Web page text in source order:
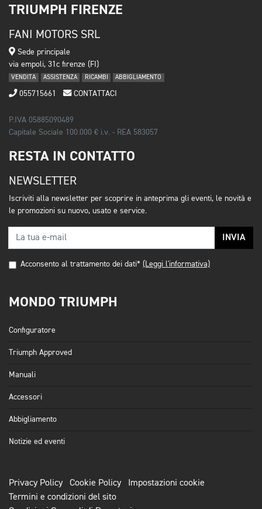
TRIUMPH FIRENZE
FANI MOTORS SRL
Sede principale
via empoli, 31c firenze (FI)
VENDITA ASSISTENZA RICAMBI ABBIGLIAMENTO
055715661 CONTATTACI
P.IVA 05885090489
Capitale Sociale 100.000 € i.v. - REA 583057
RESTA IN CONTATTO
NEWSLETTER
Iscriviti alla newsletter per scoprire in anteprima gli eventi, le novità e
le promozioni su nuovo, usato e service.
INVIA
Acconsento al trattamento dei dati* (Leggi l'informativa)
MONDO TRIUMPH
Configuratore
Triumph Approved
Manuali
Accessori
Abbigliamento
Notizie ed eventi
Privacy Policy Cookie Policy
Impostazioni cookie
Termini e condizioni del sito